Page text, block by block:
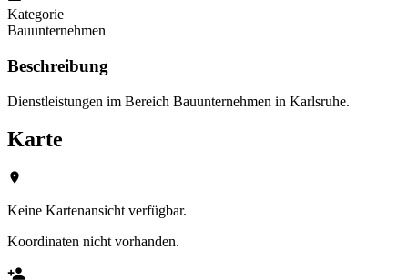
Kategorie
Bauunternehmen
Beschreibung
Dienstleistungen im Bereich Bauunternehmen in Karlsruhe.
Karte
Keine Kartenansicht verfügbar.
Koordinaten nicht vorhanden.